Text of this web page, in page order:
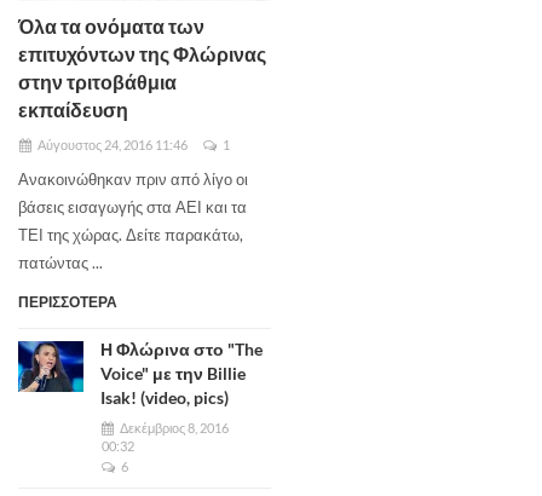
Όλα τα ονόματα των
επιτυχόντων της Φλώρινας
στην τριτοβάθμια
εκπαίδευση
Αύγουστος 24, 2016 11:46 1
Ανακοινώθηκαν πριν από λίγο οι
βάσεις εισαγωγής στα ΑΕΙ και τα
ΤΕΙ της χώρας. Δείτε παρακάτω,
πατώντας ...
ΠΕΡΙΣΣΟΤΕΡΑ
Η Φλώρινα στο "The
Voice" με την Billie
Isak! (video, pics)
Δεκέμβριος 8, 2016
00:32
6